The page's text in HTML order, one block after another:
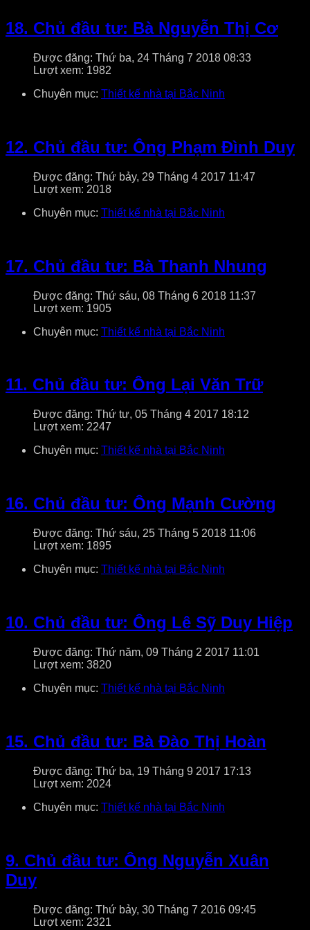
18. Chủ đầu tư: Bà Nguyễn Thị Cơ
Được đăng: Thứ ba, 24 Tháng 7 2018 08:33
Lượt xem: 1982
Chuyên mục: Thiết kế nhà tại Bắc Ninh
12. Chủ đầu tư: Ông Phạm Đình Duy
Được đăng: Thứ bảy, 29 Tháng 4 2017 11:47
Lượt xem: 2018
Chuyên mục: Thiết kế nhà tại Bắc Ninh
17. Chủ đầu tư: Bà Thanh Nhung
Được đăng: Thứ sáu, 08 Tháng 6 2018 11:37
Lượt xem: 1905
Chuyên mục: Thiết kế nhà tại Bắc Ninh
11. Chủ đầu tư: Ông Lại Văn Trữ
Được đăng: Thứ tư, 05 Tháng 4 2017 18:12
Lượt xem: 2247
Chuyên mục: Thiết kế nhà tại Bắc Ninh
16. Chủ đầu tư: Ông Mạnh Cường
Được đăng: Thứ sáu, 25 Tháng 5 2018 11:06
Lượt xem: 1895
Chuyên mục: Thiết kế nhà tại Bắc Ninh
10. Chủ đầu tư: Ông Lê Sỹ Duy Hiệp
Được đăng: Thứ năm, 09 Tháng 2 2017 11:01
Lượt xem: 3820
Chuyên mục: Thiết kế nhà tại Bắc Ninh
15. Chủ đầu tư: Bà Đào Thị Hoàn
Được đăng: Thứ ba, 19 Tháng 9 2017 17:13
Lượt xem: 2024
Chuyên mục: Thiết kế nhà tại Bắc Ninh
9. Chủ đầu tư: Ông Nguyễn Xuân
Duy
Được đăng: Thứ bảy, 30 Tháng 7 2016 09:45
Lượt xem: 2321